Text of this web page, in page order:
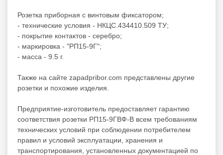
Розетка приборная с винтовым фиксатором;
- технические условия - НКЦС.434410.509 ТУ;
- покрытие контактов - серебро;
- маркировка - "РП15-9Г";
- масса - 9.5 г.
Также на сайте zapadpribor.com представлены другие
розетки и похожие изделия.
Предприятие-изготовитель предоставляет гарантию
соответствия розетки РП15-9ГВФ-В всем требованиям
технических условий при соблюдении потребителем
правил и условий эксплуатации, хранения и
транспортирования, установленных документацией по